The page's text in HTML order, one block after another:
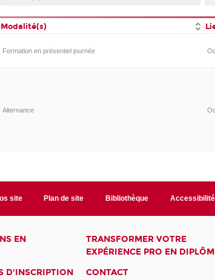
Modalité(s)
Formation en présentiel journée
Alternance
site Plan de site Bibliothèque
EN
TRANSFORMER VOTRE
EXPÉRIENCE PRO EN
D'INSCRIPTION CONTACT